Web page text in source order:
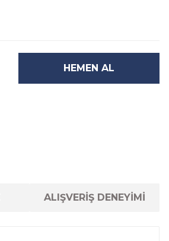
HEMEN AL
ALIŞVERİŞ DENEYİMİ